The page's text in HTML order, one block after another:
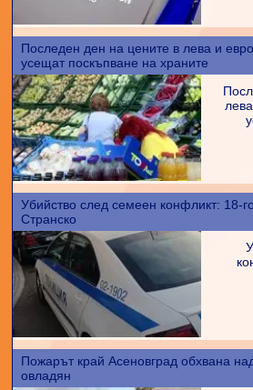
Последен ден на цените в лева и
усещат поскъпване на храните
Убийство след семеен конфликт: 18-
Странско
Пожарът край Асеновград обхвана
овладян